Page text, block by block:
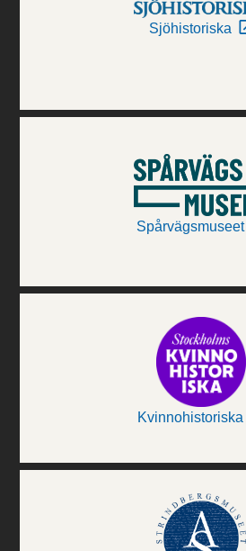
Sjöhistoriska
Spårvägsmuseet
Kvinnohistoriska